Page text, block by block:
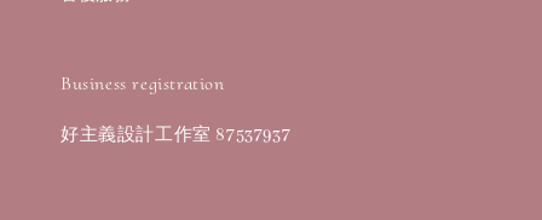
Business registration
好主義設計工作室 87537937